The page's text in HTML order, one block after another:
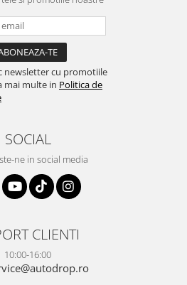
newsletter cu promotiile
mai multe in Politica de
SOCIAL
ne in social media
CLIENTI
10:00-16:00